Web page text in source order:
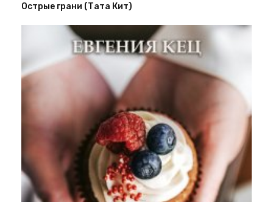
Острые грани (Тата Кит)